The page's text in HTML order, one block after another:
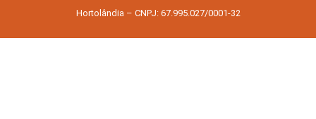
Hortolândia – CNPJ: 67.995.027/0001-32